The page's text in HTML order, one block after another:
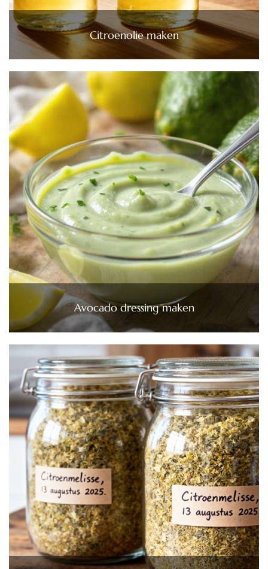
Citroenolie maken
Avocado dressing maken